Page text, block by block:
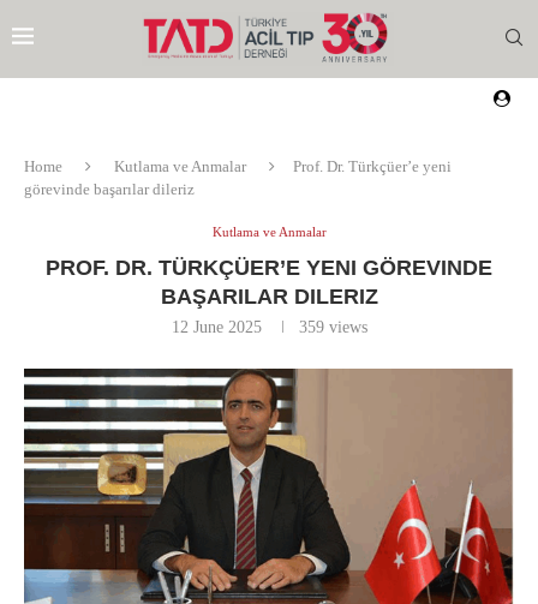
Home Kutlama ve Anmalar
Prof. Dr. Türkçüer’e yeni
görevinde başarılar dileriz
Kutlama ve Anmalar
PROF. DR. TÜRKÇÜER’E YENI GÖREVINDE
BAŞARILAR DILERIZ
12 June 2025 359views